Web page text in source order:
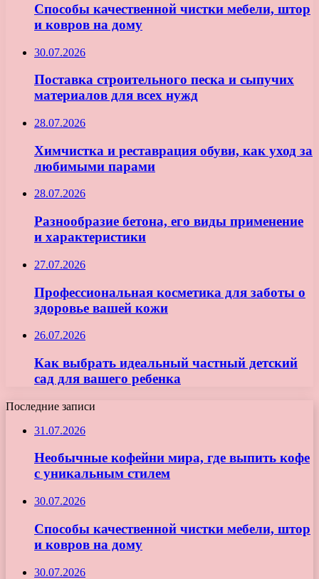
Способы качественной чистки мебели, штор
и ковров на дому
30.07.2026
Поставка строительного песка и сыпучих
материалов для всех нужд
28.07.2026
Химчистка и реставрация обуви, как уход за
любимыми парами
28.07.2026
Разнообразие бетона, его виды применение
и характеристики
27.07.2026
Профессиональная косметика для заботы о
здоровье вашей кожи
26.07.2026
Как выбрать идеальный частный детский
сад для вашего ребенка
Последние записи
31.07.2026
Необычные кофейни мира, где выпить кофе
с уникальным стилем
30.07.2026
Способы качественной чистки мебели, штор
и ковров на дому
30.07.2026